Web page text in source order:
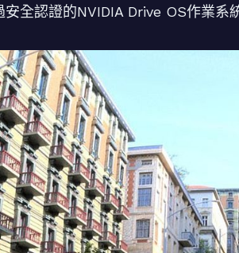
全認證的NVIDIA Drive OS作業系